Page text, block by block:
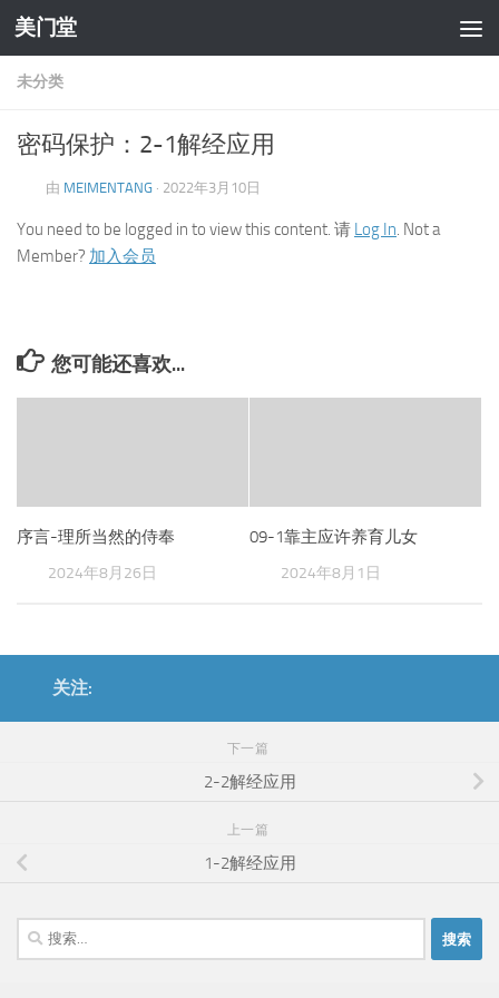
跳至内容
美门堂
未分类
密码保护：2-1解经应用
由 MEIMENTANG · 2022年3月10日
You need to be logged in to view this content. 请 Log In. Not a
Member? 加入会员
您可能还喜欢...
序言-理所当然的侍奉
2024年8月26日
09-1靠主应许养育儿女
2024年8月1日
关注:
下一篇
2-2解经应用
上一篇
1-2解经应用
搜
索：